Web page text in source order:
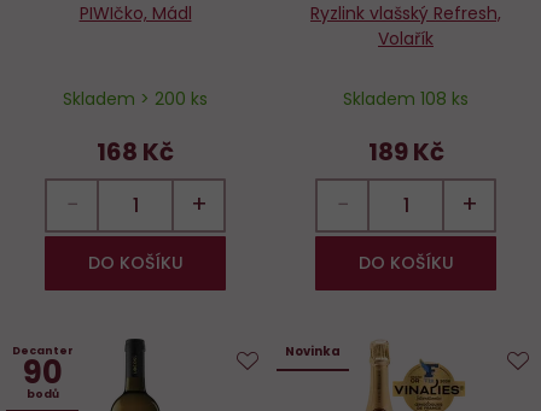
PIWIčko, Mádl
Skladem > 200 ks
168 Kč
− +
DO KOŠÍKU
Ryzlink vlašský Refresh,
Volařík
Skladem 108 ks
189 Kč
− +
DO KOŠÍKU
Decanter
90
bodů
Novinka